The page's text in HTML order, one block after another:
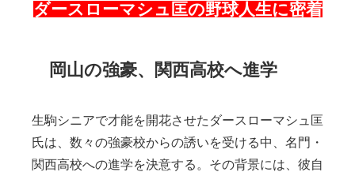
ダースローマシュ匡の野球人生に密着
岡山の強豪、関西高校へ進学
生駒シニアで才能を開花させたダースローマシュ匡
氏は、数々の強豪校からの誘いを受ける中、名門・
関西高校への進学を決意する。その背景には、彼自